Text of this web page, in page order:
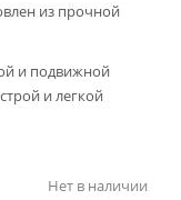
из прочной
и подвижной
и легкой
Нет в наличии